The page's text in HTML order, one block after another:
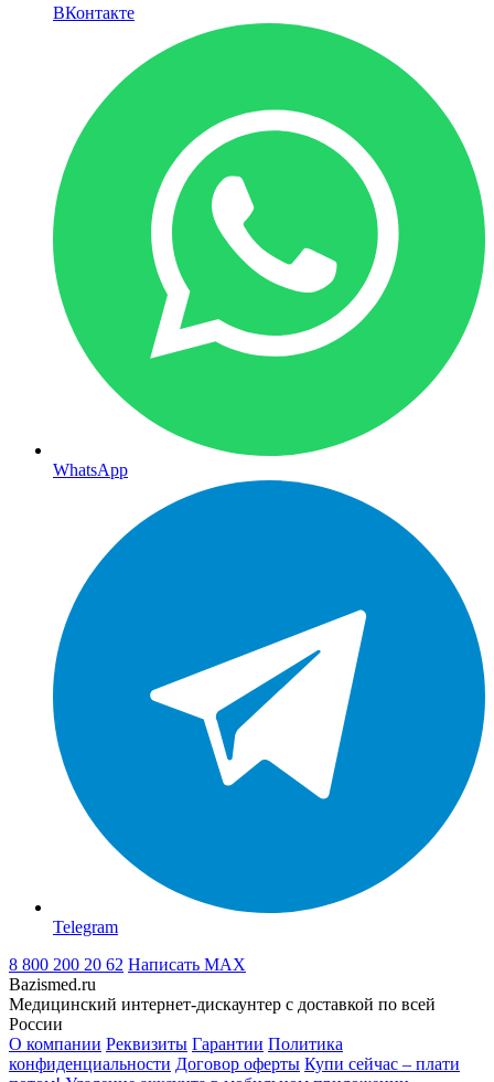
ВКонтакте
WhatsApp
Telegram
8 800 200 20 62 Написать MAX
Bazismed.ru
Медицинский интернет-дискаунтер с доставкой по всей
России
О компании Реквизиты Гарантии Политика
конфиденциальности Договор оферты Купи сейчас – плати